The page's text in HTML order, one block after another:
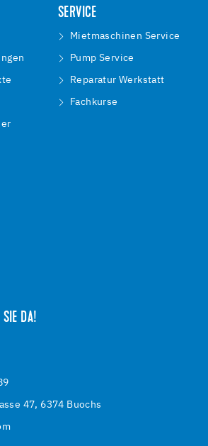
SERVICE
Mietmaschinen Service
Pump Service
Reparatur Werkstatt
Fachkurse
DA!
47, 6374 Buochs